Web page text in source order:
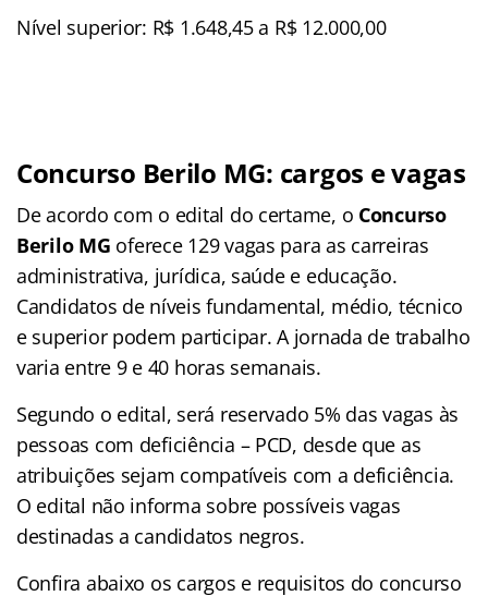
Nível superior: R$ 1.648,45 a R$ 12.000,00
Concurso Berilo MG: cargos e vagas
De acordo com o edital do certame, o Concurso
Berilo MG oferece 129 vagas para as carreiras
administrativa, jurídica, saúde e educação.
Candidatos de níveis fundamental, médio, técnico
e superior podem participar. A jornada de trabalho
varia entre 9 e 40 horas semanais.
Segundo o edital, será reservado 5% das vagas às
pessoas com deficiência – PCD, desde que as
atribuições sejam compatíveis com a deficiência.
O edital não informa sobre possíveis vagas
destinadas a candidatos negros.
Confira abaixo os cargos e requisitos do concurso